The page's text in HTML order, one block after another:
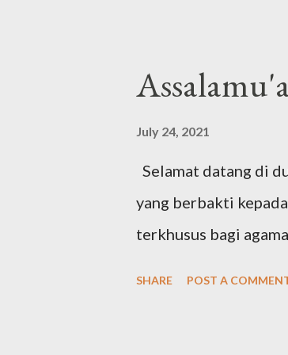
July 24, 2021
Selamat datang di
yang berbakti
terkhusus bagi
SHARE POST A